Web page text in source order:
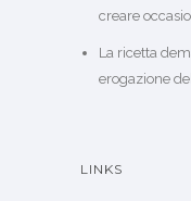
creare
La ricetta
erogazione
LINKS